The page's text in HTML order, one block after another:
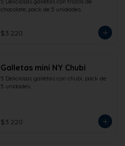
chocolate, pack de 5 unidades.
$3.220
Galletas mini NY Chubi
5 Deliciosas galletas con chubi, pack de
5 unidades.
$3.220